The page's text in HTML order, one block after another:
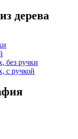
дерева
без ручки
с ручкой